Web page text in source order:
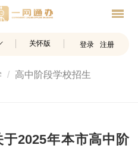
关怀版 登录 注册
高中阶段学校招生
2025年本市高中阶